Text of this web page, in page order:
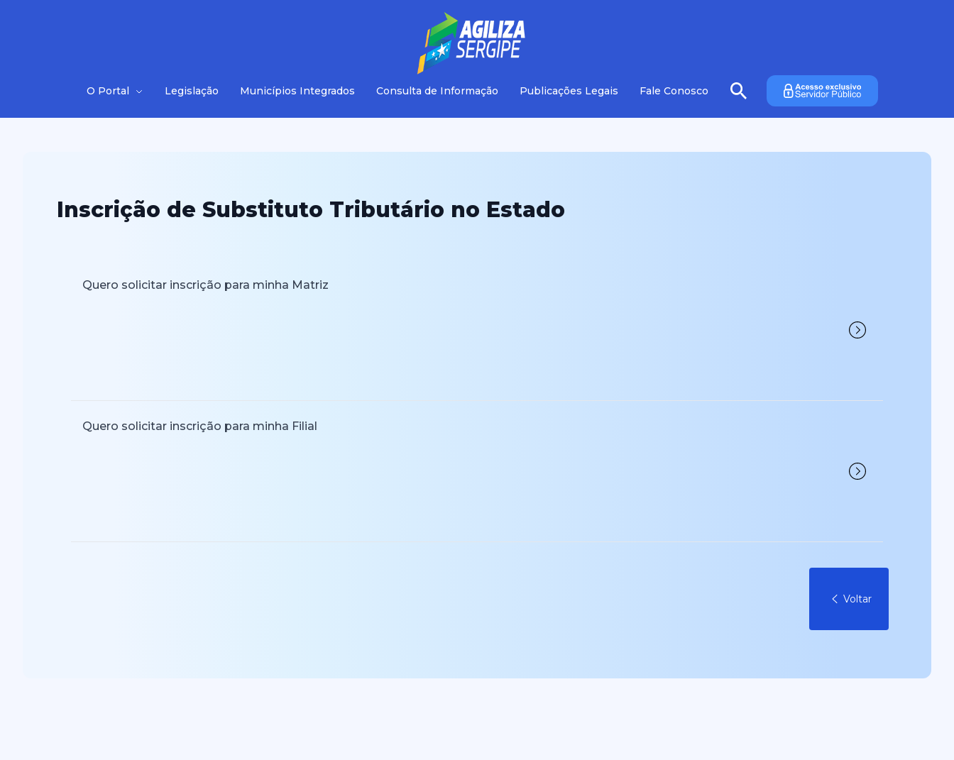
O Portal Legislação Municípios Integrados Consulta de Informação Publicações Legais Fale Conosco
Inscrição de Substituto Tributário no Estado
Quero solicitar inscrição para minha Matriz
Quero solicitar inscrição para minha Filial
Voltar